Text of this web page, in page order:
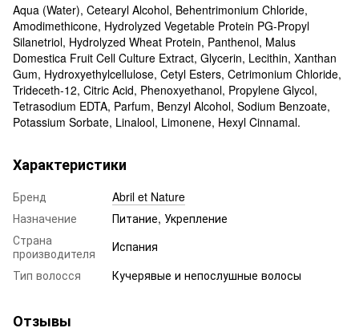
Aqua (Water), Cetearyl Alcohol, Behentrimonium Chloride,
Amodimethicone, Hydrolyzed Vegetable Protein PG-Propyl
Silanetriol, Hydrolyzed Wheat Protein, Panthenol, Malus
Domestica Fruit Cell Culture Extract, Glycerin, Lecithin, Xanthan
Gum, Hydroxyethylcellulose, Cetyl Esters, Cetrimonium Chloride,
Trideceth-12, Citric Acid, Phenoxyethanol, Propylene Glycol,
Tetrasodium EDTA, Parfum, Benzyl Alcohol, Sodium Benzoate,
Potassium Sorbate, Linalool, Limonene, Hexyl Cinnamal.
Характеристики
Бренд
Abril et Nature
Назначение
Питание, Укрепление
Страна
производителя
Испания
Тип волосся
Кучерявые и непослушные волосы
Отзывы